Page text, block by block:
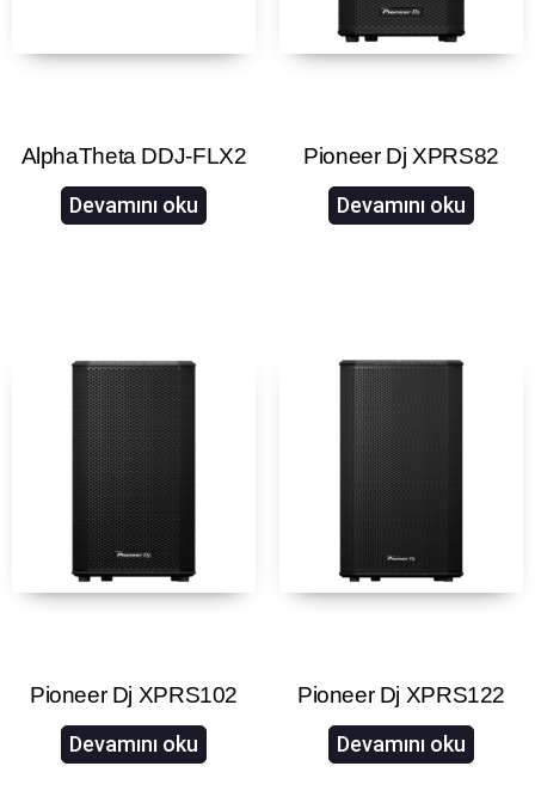
AlphaTheta DDJ-FLX2
Devamını oku
Pioneer Dj XPRS82
Devamını oku
Pioneer Dj XPRS102
Devamını oku
Pioneer Dj XPRS122
Devamını oku